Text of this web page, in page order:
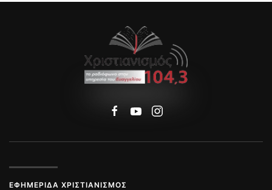
ΕΦΗΜΕΡΊΔΑ ΧΡΙΣΤΙΑΝΙΣΜΌΣ